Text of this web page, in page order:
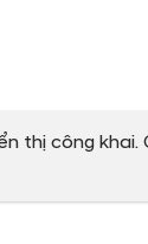
thị công khai.